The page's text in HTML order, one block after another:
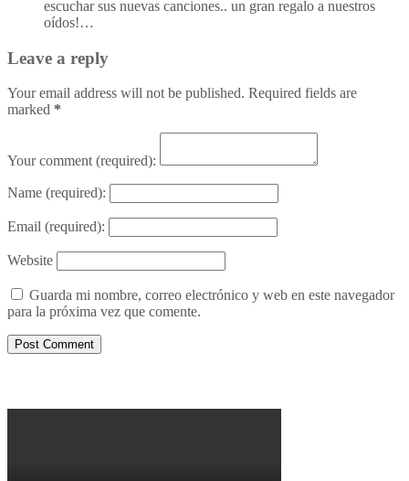
escuchar sus nuevas canciones.. un gran regalo a nuestros
oídos!…
Leave a reply
Your email address will not be published. Required fields are
marked *
Your comment(required):
Name (required):
Email (required):
Website
Guarda mi nombre, correo electrónico y web en este navegador
para la próxima vez que comente.